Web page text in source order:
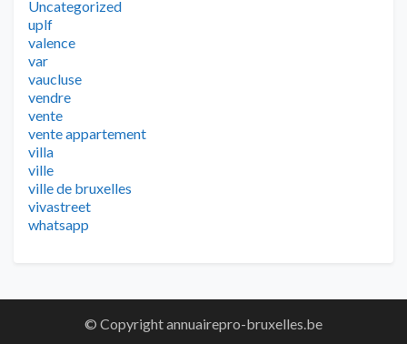
Uncategorized
uplf
valence
var
vaucluse
vendre
vente
vente appartement
villa
ville
ville de bruxelles
vivastreet
whatsapp
© Copyright annuairepro-bruxelles.be